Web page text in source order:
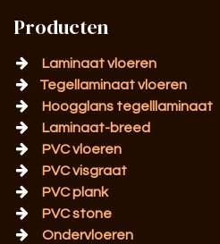
Producten
Laminaat vloeren
Tegellaminaat vloeren
Hoogglans tegelllaminaat
Laminaat-breed
PVC vloeren
PVC visgraat
PVC plank
PVC stone
Ondervloeren